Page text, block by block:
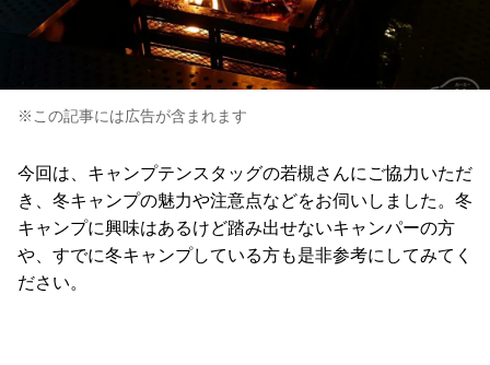
※この記事には広告が含まれます
今回は、キャンプテンスタッグの若槻さんにご協力いただ
き、冬キャンプの魅力や注意点などをお伺いしました。冬
キャンプに興味はあるけど踏み出せないキャンパーの方
や、すでに冬キャンプしている方も是非参考にしてみてく
ださい。